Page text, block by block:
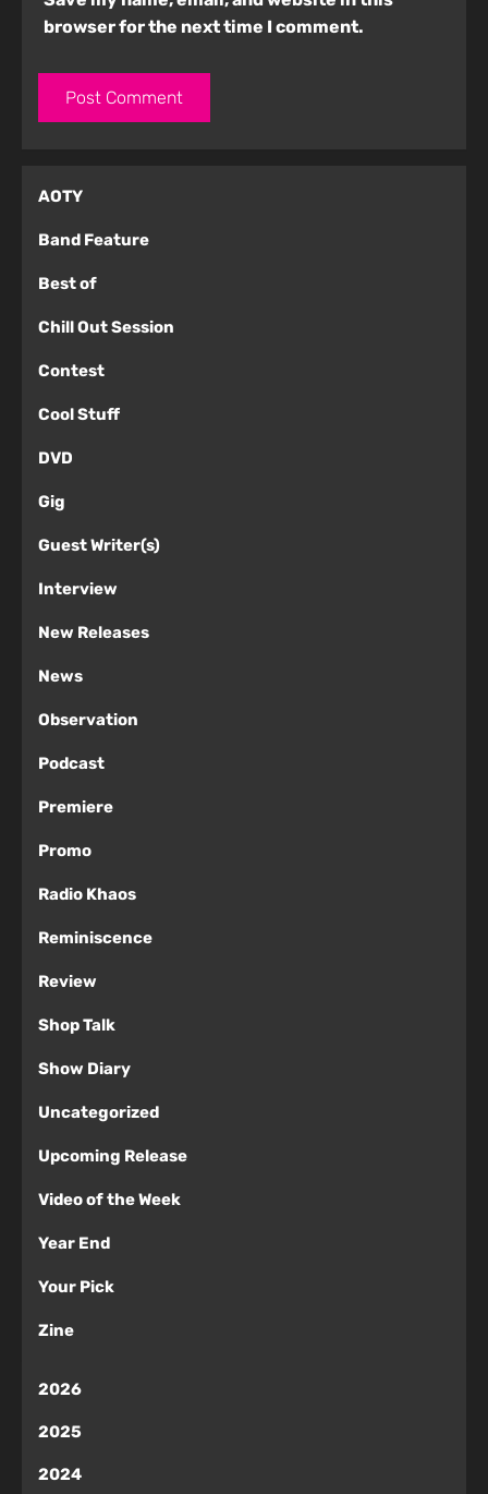
browser for the next time I comment.
AOTY
Band Feature
Best of
Chill Out Session
Contest
Cool Stuff
DVD
Gig
Guest Writer(s)
Interview
New Releases
News
Observation
Podcast
Premiere
Promo
Radio Khaos
Reminiscence
Review
Shop Talk
Show Diary
Uncategorized
Upcoming Release
Video of the Week
Year End
Your Pick
Zine
2026
2025
2024